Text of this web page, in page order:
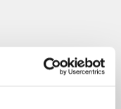
prekes